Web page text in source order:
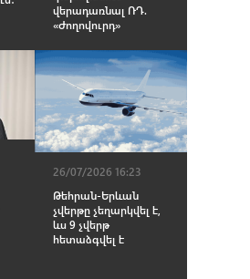
վերադառնալ ՌԴ.
«Ժողովուրդ»
26/07/2026 16:23
Թեհրան-Երևան
չվերթը չեղարկվել է,
ևս 9 չվերթ
հետաձգվել է